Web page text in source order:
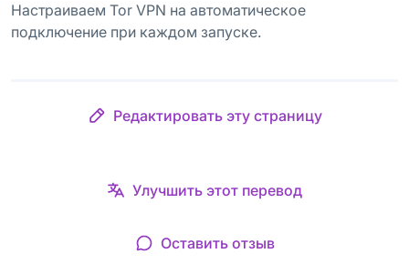
Настраиваем Tor VPN на автоматическое
подключение при каждом запуске.
Редактировать эту страницу
Улучшить этот перевод
Оставить отзыв